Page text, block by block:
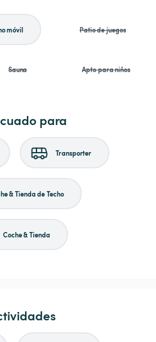
móvil Patio de juegos
Sauna Apto para niños
para
Transporter
& Tienda de Techo
Coche & Tienda